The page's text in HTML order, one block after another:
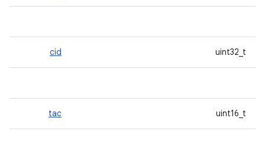
uint32_t
cid
uint16_t
tac